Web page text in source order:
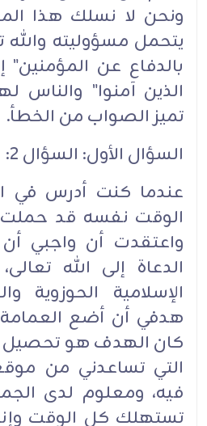
ونحن لا نسلك هذا
يتحمل مسؤوليته
بالدفاع عن المؤمنين"
الذين آمنوا" والناس
تميز الصواب من الخطأ.
السؤال الأول: السؤال 2:
عندما كنت أدرس في
الوقت نفسه قد حملت
واعتقدت أن واجبي
الدعاة إلى الله
الإسلامية الحوزوية
هدفي أن أضع العمامة
كان الهدف هو تحصيل
التي تساعدني من
فيه، ومعلوم لدى
تستهلك كل الوقت